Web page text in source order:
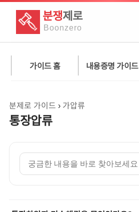
분쟁제로
Boonzero
가이드 홈 내용증명 가이드
분제로 가이드 › 가압류
통장압류